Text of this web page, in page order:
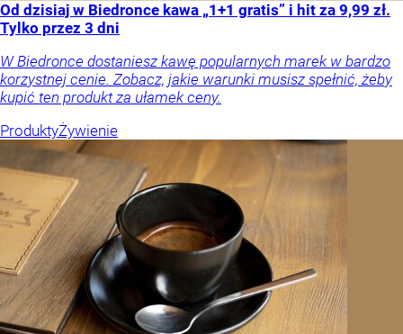
Od dzisiaj w Biedronce kawa „1+1 gratis” i hit za 9,99 zł.
Tylko przez 3 dni
W Biedronce dostaniesz kawę popularnych marek w bardzo
korzystnej cenie. Zobacz, jakie warunki musisz spełnić, żeby
kupić ten produkt za ułamek ceny.
ProduktyŻywienie